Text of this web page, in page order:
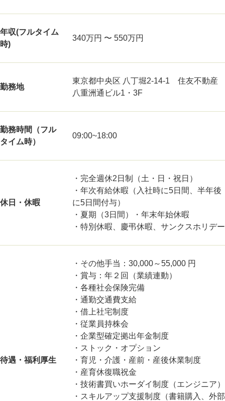
年収(フルタイム
時)
340万円 〜 550万円
勤務地
東京都中央区 八丁堀2-14-1 住友不動産
八重洲通ビル1・3F
勤務時間（フル
タイム時）
09:00~18:00
休日・休暇
・完全週休2日制（土・日・祝日）
・年次有給休暇（入社時に5日間、半年後
に5日間付与）
・夏期（3日間）・年末年始休暇
・特別休暇、慶弔休暇、サンクスホリデー
待遇・福利厚生
・その他手当：30,000～55,000 円
・賞与：年２回（業績連動）
・各種社会保険完備
・通勤交通費支給
・借上社宅制度
・従業員持株会
・企業型確定拠出年金制度
・ストック・オプション
・育児・介護・産前・産後休業制度
・産育休復職祝金
・技術書買いホーダイ制度（エンジニア）
・スキルアップ支援制度（書籍購入、外部